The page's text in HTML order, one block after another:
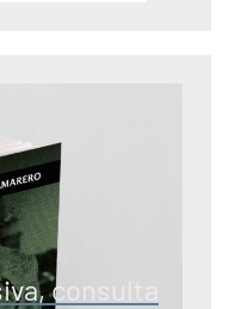
consulta